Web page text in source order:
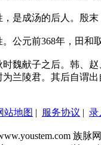
是成汤的后人。殷
公元前368年，田和
魏献子之后。韩、
兰陵君。其后自谓出
站地图 | 服务协议 | 录
族脉